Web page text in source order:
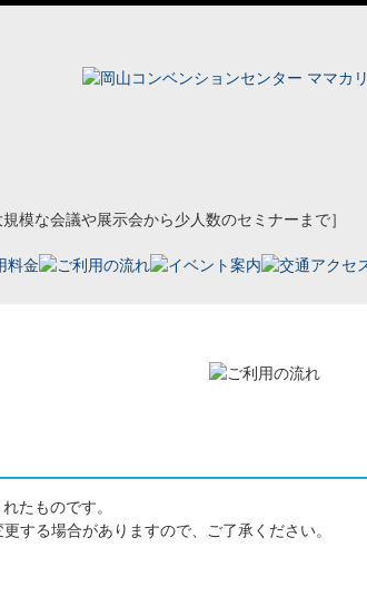
たものです。
する場合がありますので、ご了承ください。